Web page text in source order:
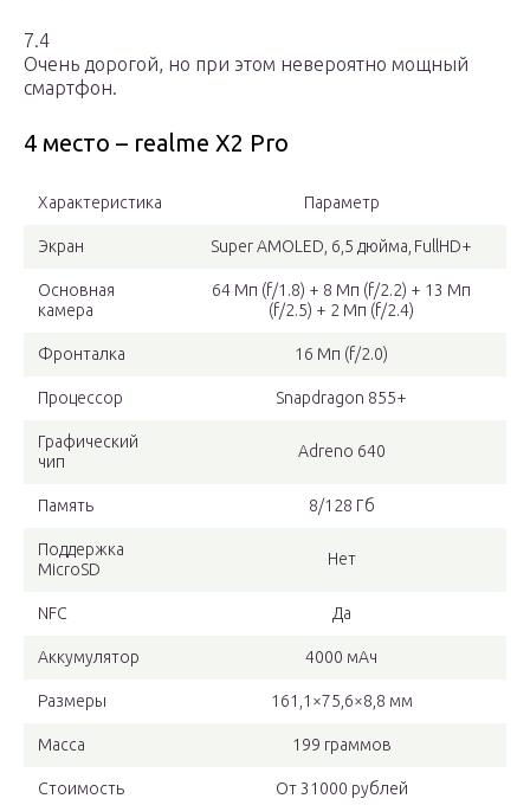
7.4
Очень дорогой, но при этом невероятно мощный
смартфон.
4 место – realme X2 Pro
Характеристика Параметр
Экран Super AMOLED, 6,5 дюйма, FullHD+
Основная
камера
64 Мп (f/1.8) + 8 Мп (f/2.2) + 13 Мп
(f/2.5) + 2 Мп (f/2.4)
Фронталка 16 Мп (f/2.0)
Процессор Snapdragon 855+
Графический
чип
Adreno 640
Память 8/128 Гб
Поддержка
MicroSD
Нет
NFC Да
Аккумулятор 4000 мАч
Размеры 161,1×75,6×8,8 мм
Масса 199 граммов
Стоимость От 31000 рублей